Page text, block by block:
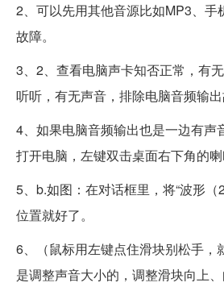
2、可以先用其他音源比如MP3、手
故障。
3、2、查看电脑声卡知否正常，有
听听，有无声音，排除电脑音频输出
4、如果电脑音频输出也是一边有声
打开电脑，左键双击桌面右下角的喇
5、b.如图：在对话框里，将“波形（
位置就好了。
6、（鼠标用左键点住滑块别松手，
是调整声音大小的，调整滑块向上